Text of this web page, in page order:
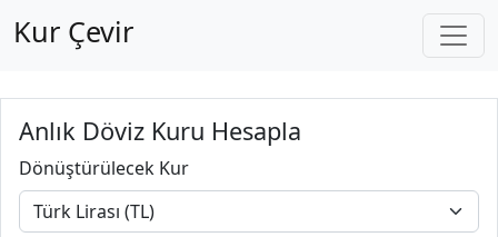
Kur Çevir
Anlık Döviz Kuru Hesapla
Dönüştürülecek Kur